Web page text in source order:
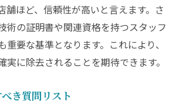
舗ほど、信頼性が高いと言えます。さ
術の証明書や関連資格を持つスタッフ
重要な基準となります。これにより、
実に除去されることを期待できます。
き質問リスト